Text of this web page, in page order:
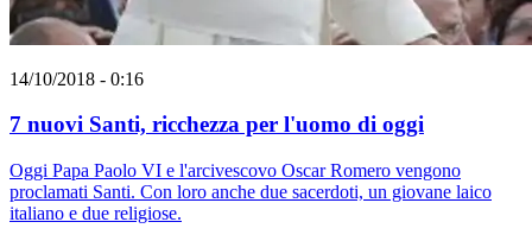
14/10/2018 - 0:16
7 nuovi Santi, ricchezza per l'uomo di oggi
Oggi Papa Paolo VI e l'arcivescovo Oscar Romero vengono
proclamati Santi. Con loro anche due sacerdoti, un giovane laico
italiano e due religiose.